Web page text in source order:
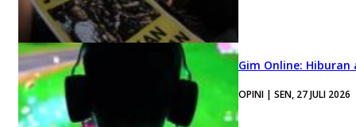
Gim Online:
OPINI | SEN, 27 JULI 2026